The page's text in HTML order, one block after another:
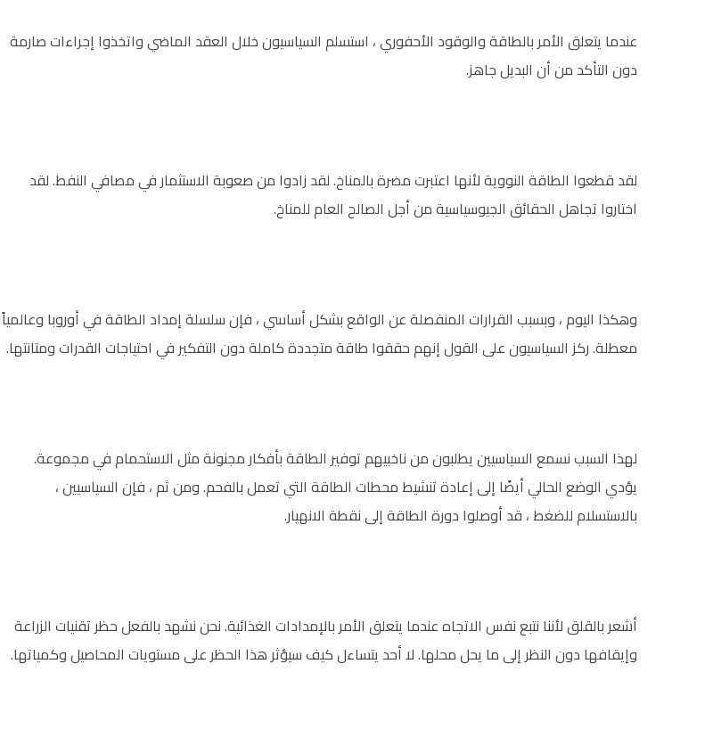
عندما يتعلق الأمر بالطاقة والوقود الأحفوري ، استسلم السياسيون خلال العقد الماضي واتخذوا إجراءات صارمة
دون التأكد من أن البديل جاهز.
لقد قطعوا الطاقة النووية لأنها اعتبرت مضرة بالمناخ. لقد زادوا من صعوبة الاستثمار في مصافي النفط. لقد
اختاروا تجاهل الحقائق الجيوسياسية من أجل الصالح العام للمناخ.
وهكذا اليوم ، وبسبب القرارات المنفصلة عن الواقع بشكل أساسي ، فإن سلسلة إمداد الطاقة في أوروبا وعالمياً
معطلة. ركز السياسيون على القول إنهم حققوا طاقة متجددة كاملة دون التفكير في احتياجات القدرات ومتانتها.
لهذا السبب نسمع السياسيين يطلبون من ناخبيهم توفير الطاقة بأفكار مجنونة مثل الاستحمام في مجموعة.
يؤدي الوضع الحالي أيضًا إلى إعادة تنشيط محطات الطاقة التي تعمل بالفحم. ومن ثم ، فإن السياسيين ،
بالاستسلام للضغط ، قد أوصلوا دورة الطاقة إلى نقطة الانهيار.
أشعر بالقلق لأننا نتبع نفس الاتجاه عندما يتعلق الأمر بالإمدادات الغذائية. نحن نشهد بالفعل حظر تقنيات الزراعة
وإيقافها دون النظر إلى ما يحل محلها. لا أحد يتساءل كيف سيؤثر هذا الحظر على مستويات المحاصيل وكمياتها.